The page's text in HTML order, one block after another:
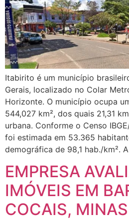
Itabirito é um município
Gerais, localizado no Colar
Horizonte. O município ocupa
544,027 km², dos quais 21,31
urbana. Conforme o Censo
foi estimada em 53.365
demográfica de 98,1 hab./km².
EMPRESA
IMÓVEIS EM
COCAIS,